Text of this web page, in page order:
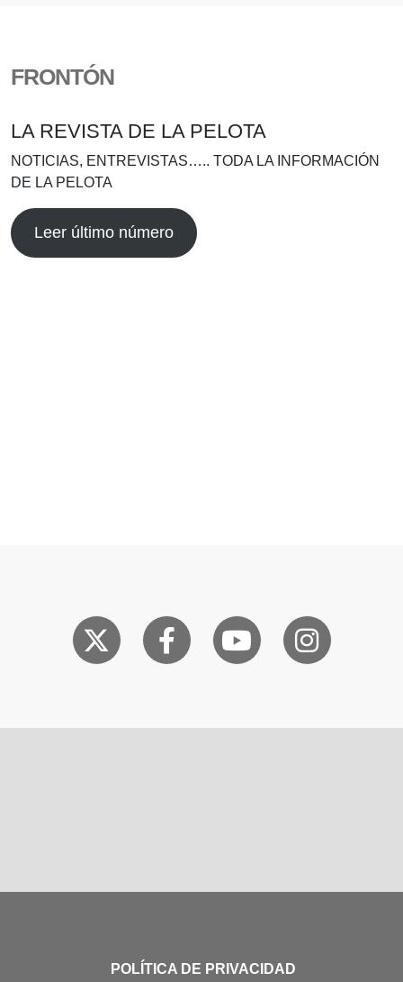
FRONTÓN
LA REVISTA DE LA PELOTA
NOTICIAS, ENTREVISTAS….. TODA LA INFORMACIÓN
DE LA PELOTA
Leer último número
POLÍTICA DE PRIVACIDAD